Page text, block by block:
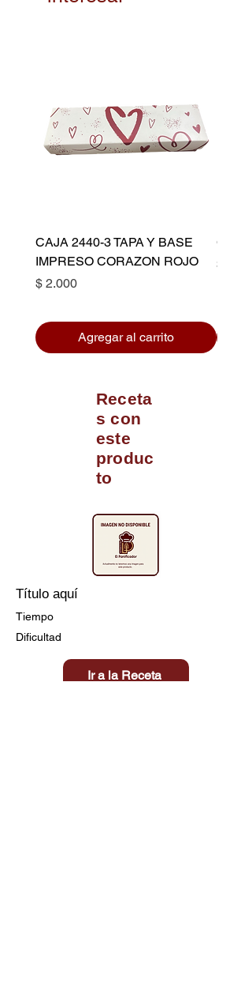
CAJA 2440-3 TAPA Y BASE
IMPRESO CORAZON ROJO
Precio
$ 2.000
Agregar al carrito
Precio
$
Receta
s con
este
produc
to
Título aquí
Tiempo
Dificultad
Ir a la Receta